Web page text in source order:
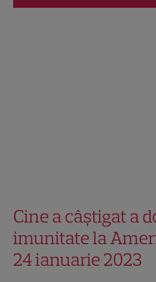
Cine a câștigat a
imunitate la
24 ianuarie 2023